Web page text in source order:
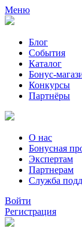
Меню
Блог
События
Каталог
Бонус-
Конкурсы
Партнёры
О нас
Бонусная
Экспертам
Партнерам
Служба
Войти
Регистрация